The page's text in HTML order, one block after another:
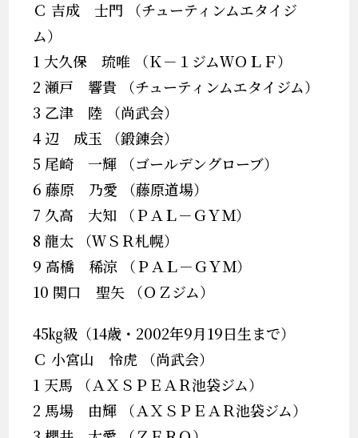
Ｃ 吉成 士門 （チューティンムエタイジ
ム）
1 大久保 琉唯 （Ｋ－１ジムＷＯＬＦ）
2 瀬戸 響貴 （チューティンムエタイジム）
3 乙津 陸 （尚武会）
4 辺 成玉 （鍛錬会）
5 尾崎 一輝 （ゴールデングローブ）
6 藤原 乃愛 （藤原道場）
7 久高 大知 （ＰＡＬ－ＧＹＭ）
8 龍太 （ＷＳＲ札幌）
9 高橋 稀涼 （ＰＡＬ－ＧＹＭ）
10 関口 聖矢 （ＯＺジム）
45㎏級（14歳・2002年9月19日生まで）
Ｃ 小宮山 怜虎 （尚武会）
1 天馬 （ＡＸＳＰＥＡＲ池袋ジム）
2 馬場 由輝 （ＡＸＳＰＥＡＲ池袋ジム）